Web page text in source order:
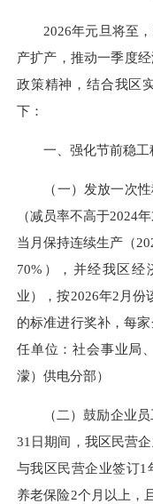
2026年元旦将至，
产扩产，推动一季度
政策精神，结合我区
下：
一、强化节前稳工
（一）发放一次性
（减员率不高于2024
当月保持连续生产（
70%），并经我区经
业），按2026年2月份
的标准进行奖补，每
任单位：社会事业局
濛）供电分部）
（二）鼓励企业员
31日期间，我区民营
与我区民营企业签订1
养老保险2个月以上 ，且